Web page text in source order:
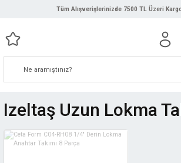
Tüm Alışverişlerinizde 7500 TL Üzeri
Izeltaş Uzun Lokma